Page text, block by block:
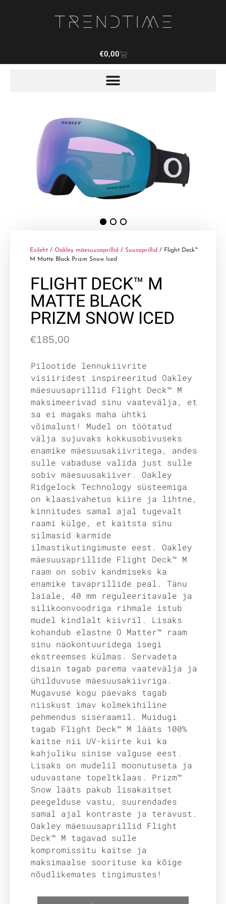
€0,00
Esileht / Oakley mäesuusaprillid / Suusaprillid / Flight Deck™
M Matte Black Prizm Snow Iced
FLIGHT DECK™ M
MATTE BLACK
PRIZM SNOW ICED
€185,00
Pilootide lennukiivrite
visiiridest inspireeritud Oakley
mäesuusaprillid Flight Deck™ M
maksimeerivad sinu vaatevälja, et
sa ei magaks maha ühtki
võimalust! Mudel on töötatud
välja sujuvaks kokkusobivuseks
enamike mäesuusakiivritega, andes
sulle vabaduse valida just sulle
sobiv mäesuusakiiver. Oakley
Ridgelock Technology süsteemiga
on klaasivahetus kiire ja lihtne,
kinnitudes samal ajal tugevalt
raami külge, et kaitsta sinu
silmasid karmide
ilmastikutingimuste eest. Oakley
mäesuusaprillide Flight Deck™ M
raam on sobiv kandmiseks ka
enamike tavaprillide peal. Tänu
laiale, 40 mm reguleeritavale ja
silikoonvoodriga rihmale istub
mudel kindlalt kiivril. Lisaks
kohandub elastne O Matter™ raam
sinu näokontuuridega isegi
ekstreemses külmas. Servadeta
disain tagab parema vaatevälja ja
ühilduvuse mäesuusakiivriga.
Mugavuse kogu päevaks tagab
niiskust imav kolmekihiline
pehmendus siseraamil. Muidugi
tagab Flight Deck™ M lääts 100%
kaitse nii UV-kiirte kui ka
kahjuliku sinise valguse eest.
Lisaks on mudelil moonutuseta ja
uduvastane topeltklaas. Prizm™
Snow lääts pakub lisakaitset
peegelduse vastu, suurendades
samal ajal kontraste ja teravust.
Oakley mäesuusaprillid Flight
Deck™ M tagavad sulle
kompromissitu kaitse ja
maksimaalse soorituse ka kõige
nõudlikemates tingimustes!